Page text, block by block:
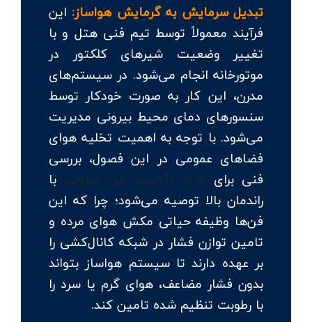
تبدیل سرمایش به گرمایش هواساز: این
فرآیند معمولاً توسط تیم فنی هتل و با
تغییر وضعیت شیرهای کلکتور در
موتورخانه انجام می‌شود. در سیستم‌های
مدرن، این کار به صورت خودکار توسط
سنسورهای دمای محیط بیرونی مدیریت
می‌شود. با توجه به اهمیت تخلیه هوای
فضاهای عمومی در این فصول، بررسی
فنی برای خرید اگزاست فن حلزونی با
راندمان بالا توصیه می‌شود؛ چرا که این
فن‌ها وظیفه حیاتی مکش هوای مرده و
تامین توازن فشار در شبکه کانال‌کشی را
بر عهده دارند تا سیستم هواساز بتواند
بدون فشار مضاعف، هوای گرم یا سرد را
با رطوبت تنظیم شده تامین کند.